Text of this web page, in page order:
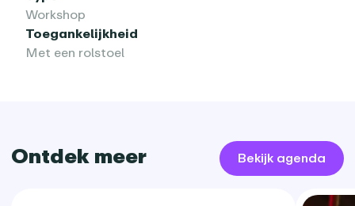
Workshop
Toegankelijkheid
Met een rolstoel
Ontdek meer Bekijk agenda